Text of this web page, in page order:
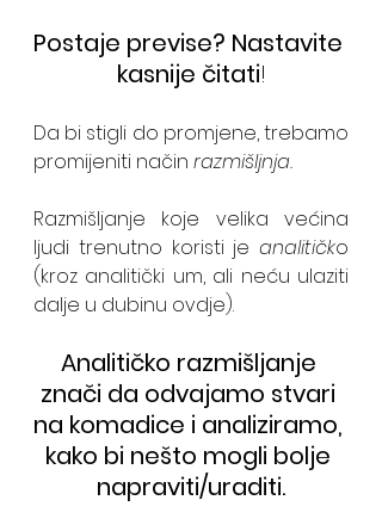
Postaje previse? Nastavite
kasnije čitati!
Da bi stigli do promjene, trebamo
promijeniti način razmišljnja.
Razmišljanje koje velika većina
ljudi trenutno koristi je analitičko
(kroz analitički um, ali neću ulaziti
dalje u dubinu ovdje).
Analitičko razmišljanje
znači da odvajamo stvari
na komadice i analiziramo,
kako bi nešto mogli bolje
napraviti/uraditi.